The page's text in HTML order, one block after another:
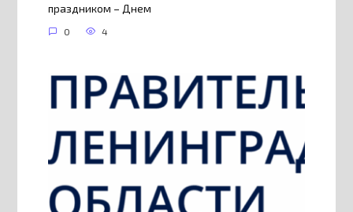
праздником – Днем
0 4